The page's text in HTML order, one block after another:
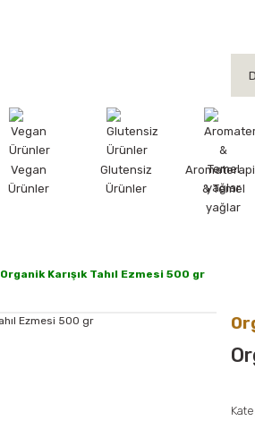
Vegan
Ürünler
Glutensiz
Ürünler
& Temel
yağlar
Organik Karışık Tahıl Ezmesi 500 gr